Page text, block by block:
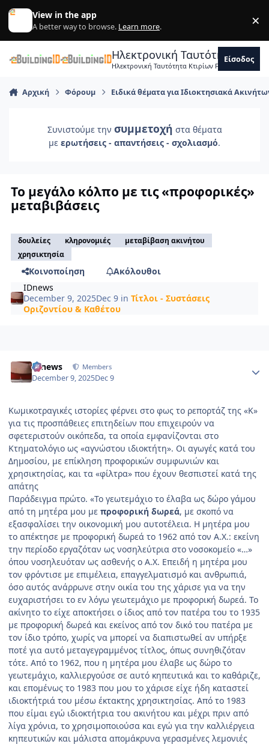
Skip to content
View in the app
A better way to browse. Learn more. ×
Ηλεκτρονική Ταυτότητα
Ηλεκτρονική Ταυτότητα Κτιρίων Forum
Είσοδος
Αρχική Φόρουμ Ειδικά θέματα για Ιδιοκτησιακά
Συνιστούμε την συμμετοχή στα θέματα
με ερωτήσεις - απαντήσεις - σχολιασμό.
Το μεγάλο κόλπο με τις «προφορικές»
μεταβιβάσεις
δουλείες κληρονομιές
μεταβίβαση ακινήτου
χρησικτησία
Κοινοποίηση
Ακόλουθοι
IDnews
December 9, 2025Dec 9 inΤίτλοι - Συστάσεις
Οριζοντίου & Καθέτου
IDnews Members
December 9, 2025Dec 9
Κωμικοτραγικές ιστορίες φέρνει στο φως το ρεπορτάζ της «Κ»
για τις προσπάθειες επιτηδείων που επιχειρούν να
σφετεριστούν οικόπεδα, τα οποία εμφανίζονται στο
Κτηματολόγιο ως «αγνώστου ιδιοκτήτη». Οι αγωγές κατά του
Δημοσίου, με επίκληση προφορικών συμφωνιών και
χρησικτησίας, και τα «φίλτρα» που έχουν θεσπιστεί κατά της
απάτης
Παράδειγμα πρώτο. «Το γεωτεμάχιο το έλαβα ως δώρο γάμου
από τη μητέρα μου με προφορική δωρεά, με σκοπό να
εξασφαλίσει την οικονομική μου αυτοτέλεια. Η μητέρα μου
το απέκτησε με προφορική δωρεά το 1962 από τον Α.Χ.: εκείνη
την περίοδο εργαζόταν ως νοσηλεύτρια στο νοσοκομείο «…»
όπου νοσηλευόταν ως ασθενής ο Α.Χ. Επειδή η μητέρα μου
τον φρόντισε με επιμέλεια, επαγγελματισμό και ανθρωπιά,
όσο αυτός ανάρρωνε στην οικία του της χάρισε για να την
ευχαριστήσει το εν λόγω γεωτεμάχιο με προφορική δωρεά. Το
ακίνητο το είχε αποκτήσει ο ίδιος από τον πατέρα του το 1935
με προφορική δωρεά και εκείνος από τον δικό του πατέρα με
τον ίδιο τρόπο, χωρίς να μπορεί να διαπιστωθεί αν υπήρξε
ποτέ για αυτό μεταγεγραμμένος τίτλος, όπως συνηθιζόταν
τότε. Από το 1962, που η μητέρα μου έλαβε ως δώρο το
γεωτεμάχιο, καλλιεργούσε σε αυτό κηπευτικά και το καθάριζε,
και επομένως το 1983 που μου το χάρισε είχε ήδη καταστεί
ιδιοκτήτριά του μέσω έκτακτης χρησικτησίας. Από το 1983
που είμαι εγώ ιδιοκτήτρια του ακινήτου και μέχρι πριν από
λίγα χρόνια, το χρησιμοποιούσα και εγώ για την καλλιέργεια
κηπευτικών και μάλιστα απομάκρυνα γερασμένες λεμονιές